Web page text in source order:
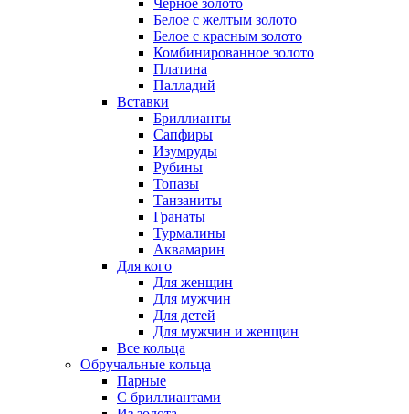
Черное золото
Белое с желтым золото
Белое с красным золото
Комбинированное золото
Платина
Палладий
Вставки
Бриллианты
Сапфиры
Изумруды
Рубины
Топазы
Танзаниты
Гранаты
Турмалины
Аквамарин
Для кого
Для женщин
Для мужчин
Для детей
Для мужчин и женщин
Все кольца
Обручальные кольца
Парные
С бриллиантами